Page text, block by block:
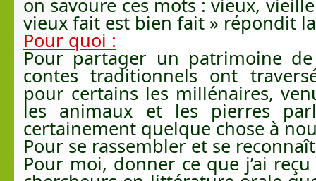
on savoure ces mots : vieux,
vieux fait est bien fait » répondit
Pour quoi :
Pour partager un patrimoine de
contes traditionnels ont
pour certains les millénaires,
les animaux et les pierres
certainement quelque chose à
Pour se rassembler et se
Pour moi, donner ce que j’ai